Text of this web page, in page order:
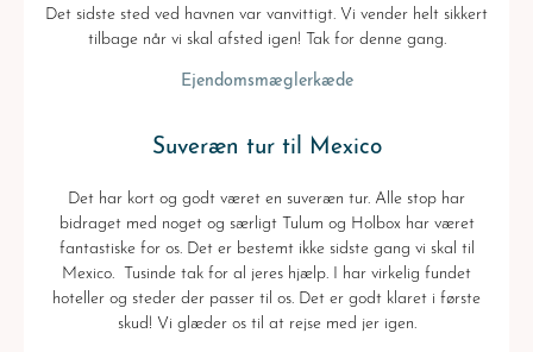
Det sidste sted ved havnen var vanvittigt. Vi vender helt sikkert
tilbage når vi skal afsted igen! Tak for denne gang.
Ejendomsmæglerkæde
Suveræn tur til Mexico
Det har kort og godt været en suveræn tur. Alle stop har
bidraget med noget og særligt Tulum og Holbox har været
fantastiske for os. Det er bestemt ikke sidste gang vi skal til
Mexico. Tusinde tak for al jeres hjælp. I har virkelig fundet
hoteller og steder der passer til os. Det er godt klaret i første
skud! Vi glæder os til at rejse med jer igen.